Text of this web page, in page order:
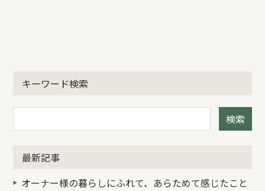
キーワード検索
検索
最新記事
オーナー様の暮らしにふれて、あらためて感じたこと